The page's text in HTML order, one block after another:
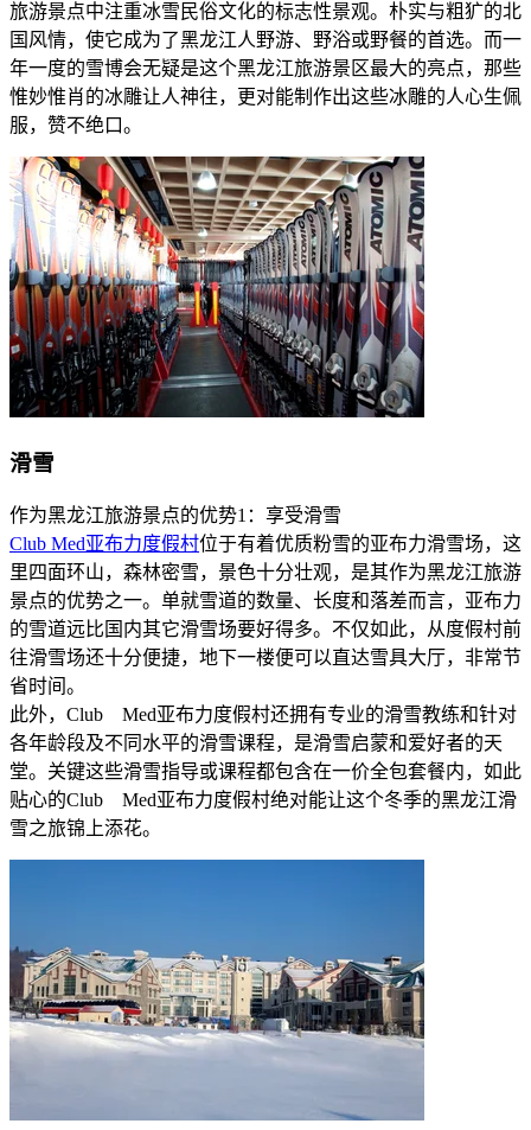
旅游景点中注重冰雪民俗文化的标志性景观。朴实与粗犷的北
国风情，使它成为了黑龙江人野游、野浴或野餐的首选。而一
年一度的雪博会无疑是这个黑龙江旅游景区最大的亮点，那些
惟妙惟肖的冰雕让人神往，更对能制作出这些冰雕的人心生佩
服，赞不绝口。
滑雪
作为黑龙江旅游景点的优势1：享受滑雪
Club Med亚布力度假村位于有着优质粉雪的亚布力滑雪场，这
里四面环山，森林密雪，景色十分壮观，是其作为黑龙江旅游
景点的优势之一。单就雪道的数量、长度和落差而言，亚布力
的雪道远比国内其它滑雪场要好得多。不仅如此，从度假村前
往滑雪场还十分便捷，地下一楼便可以直达雪具大厅，非常节
省时间。
此外，Club Med亚布力度假村还拥有专业的滑雪教练和针对
各年龄段及不同水平的滑雪课程，是滑雪启蒙和爱好者的天
堂。关键这些滑雪指导或课程都包含在一价全包套餐内，如此
贴心的Club Med亚布力度假村绝对能让这个冬季的黑龙江滑
雪之旅锦上添花。